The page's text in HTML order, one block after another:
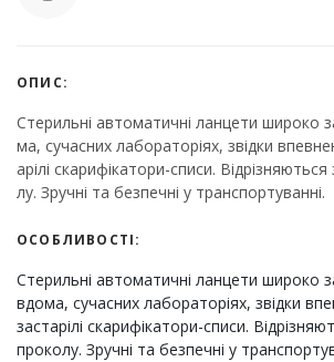
ОПИС:
Стерильні автоматичні ланцети широко
ма, сучасних лабораторіях, звідки
арілі скарифікатори-списи.
лу. Зручні та безпечні у транспортуванні.
ОСОБЛИВОСТІ:
Стерильні автоматичні ланцети широко
вдома, сучасних лабораторіях, звідки
застарілі скарифікатори-списи.
проколу. Зручні та безпечні у